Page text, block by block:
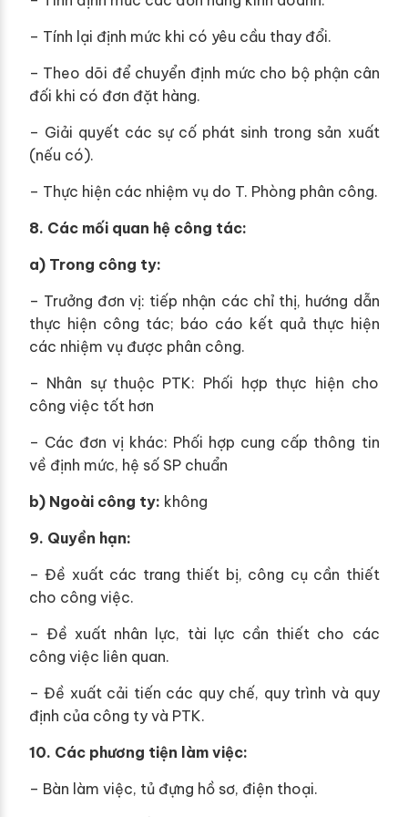
– Tính lại định mức khi có yêu cầu thay đổi.
– Theo dõi để chuyển định mức cho bộ phận cân
đối khi có đơn đặt hàng.
– Giải quyết các sự cố phát sinh trong sản xuất
(nếu có).
– Thực hiện các nhiệm vụ do T. Phòng phân công.
8. Các mối quan hệ công tác:
a) Trong công ty:
– Trưởng đơn vị: tiếp nhận các chỉ thị, hướng dẫn
thực hiện công tác; báo cáo kết quả thực hiện
các nhiệm vụ được phân công.
– Nhân sự thuộc PTK: Phối hợp thực hiện cho
công việc tốt hơn
– Các đơn vị khác: Phối hợp cung cấp thông tin
về định mức, hệ số SP chuẩn
b) Ngoài công ty: không
9. Quyền hạn:
– Đề xuất các trang thiết bị, công cụ cần thiết
cho công việc.
– Đề xuất nhân lực, tài lực cần thiết cho các
công việc liên quan.
– Đề xuất cải tiến các quy chế, quy trình và quy
định của công ty và PTK.
10. Các phương tiện làm việc:
– Bàn làm việc, tủ đựng hồ sơ, điện thoại.